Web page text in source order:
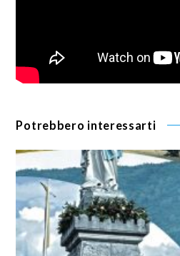
Potrebbero interessarti